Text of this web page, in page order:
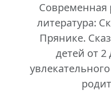
Современная
литература:
Прянике.
детей от 2